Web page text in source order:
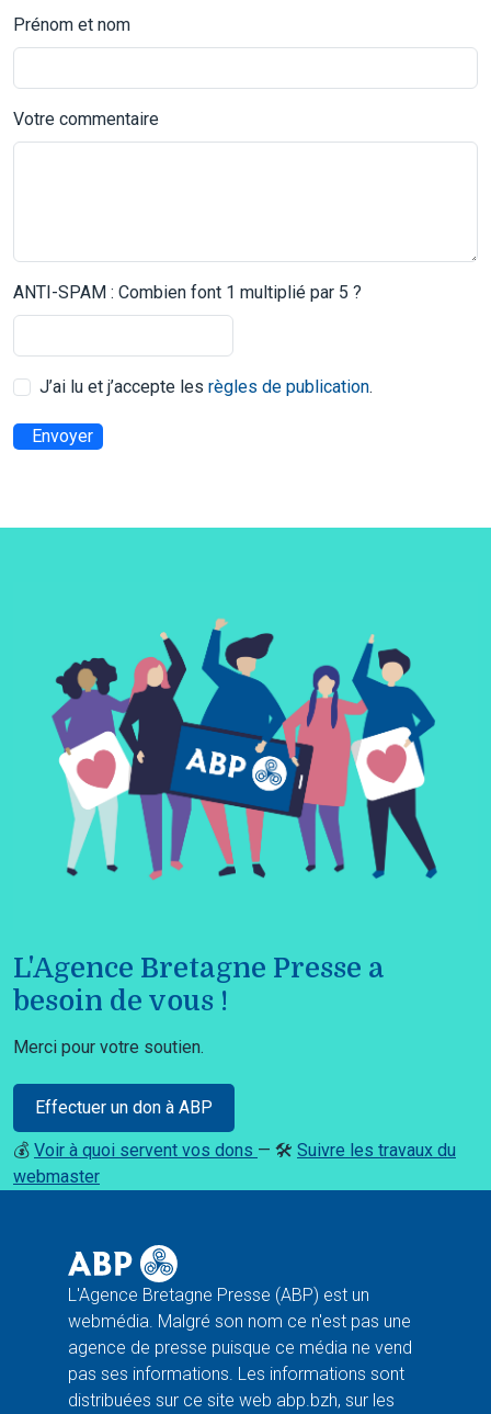
Prénom et nom
Votre commentaire
ANTI-SPAM : Combien font 1 multiplié par 5 ?
J’ai lu et j’accepte les règles de publication.
Envoyer
L'Agence Bretagne Presse a
besoin de vous !
Merci pour votre soutien.
Effectuer un don à ABP
💰 Voir à quoi servent vos dons — 🛠️ Suivre les travaux du
webmaster
L'Agence Bretagne Presse (ABP) est un
webmédia. Malgré son nom ce n'est pas une
agence de presse puisque ce média ne vend
pas ses informations. Les informations sont
distribuées sur ce site web abp.bzh, sur les